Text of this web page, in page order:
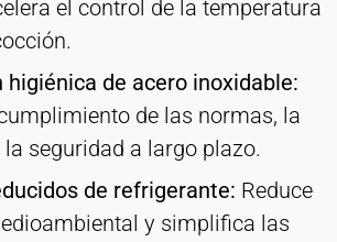
el control de la temperatura
higiénica de acero inoxidable:
de las normas, la
seguridad a largo plazo.
de refrigerante: Reduce
y simplifica las